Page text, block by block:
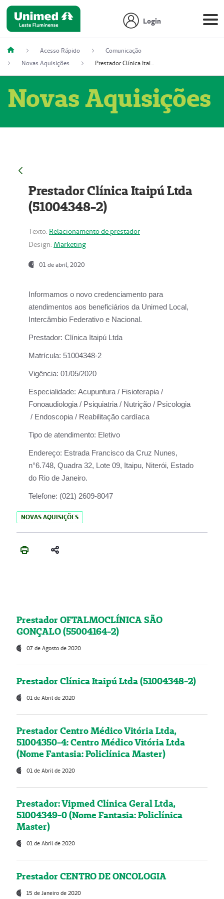
Login
Acesso Rápido
Comunicação
Novas Aquisições
Prestador Clínica Itaipú Ltda (51004348-2)
Novas Aquisições
Prestador Clínica Itaipú Ltda
(51004348-2)
Texto: Relacionamento de prestador
Design: Marketing
01 de abril, 2020
Informamos o novo credenciamento para
atendimentos aos beneficiários da Unimed Local,
Intercâmbio Federativo e Nacional.
Prestador: Clínica Itaipú Ltda
Matrícula: 51004348-2
Vigência: 01/05/2020
Especialidade: Acupuntura / Fisioterapia /
Fonoaudiologia / Psiquiatria / Nutrição / Psicologia
/ Endoscopia / Reabilitação cardíaca
Tipo de atendimento: Eletivo
Endereço: Estrada Francisco da Cruz Nunes,
n°6.748, Quadra 32, Lote 09, Itaipu, Niterói, Estado
do Rio de Janeiro.
Telefone: (021) 2609-8047
NOVAS AQUISIÇÕES
Prestador OFTALMOCLÍNICA SÃO
GONÇALO (55004164-2)
07 de Agosto de 2020
Prestador Clínica Itaipú Ltda (51004348-2)
01 de Abril de 2020
Prestador Centro Médico Vitória Ltda,
51004350-4: Centro Médico Vitória Ltda
(Nome Fantasia: Policlínica Master)
01 de Abril de 2020
Prestador: Vipmed Clínica Geral Ltda,
51004349-0 (Nome Fantasia: Policlínica
Master)
01 de Abril de 2020
Prestador CENTRO DE ONCOLOGIA
15 de Janeiro de 2020